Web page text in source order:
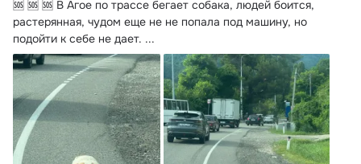
🆘 🆘 🆘 В Агое по трассе бегает собака, людей боится,
растерянная, чудом еще не не попала под машину, но
подойти к себе не дает. ...